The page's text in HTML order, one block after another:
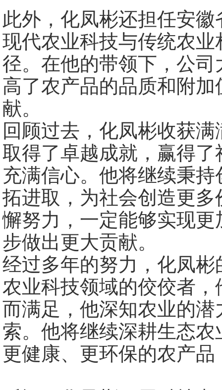
此外，化凤彬还担任安
现代农业科技与传统农
径。在他的带领下，公
高了农产品的品质和附
献。
回顾过去，化凤彬收获
取得了卓越成就，赢得
充满信心。他将继续秉
拓进取，为社会创造更
懈努力，一定能够实现
步做出更大贡献。
经过多年的努力，化凤
农业科技领域的佼佼者
而满足，他深知农业的
索。他将继续深耕生态
更健康、更环保的农产